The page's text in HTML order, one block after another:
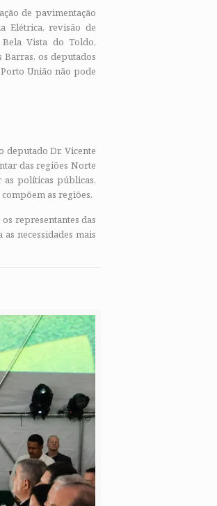
de pavimentação
Elétrica, revisão de
Vista do Toldo,
os deputados
União não pode
deputado Dr. Vicente
das regiões Norte
as políticas públicas,
as regiões.
representantes das
necessidades mais